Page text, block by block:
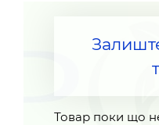
Товар поки що